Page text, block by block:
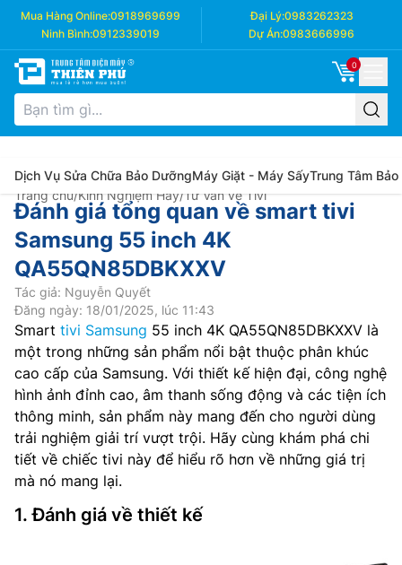
Mua Hàng Online:0918969699 Đại Lý:0983262323
Ninh Bình:0912339019 Dự Án:0983666996
0
Dịch Vụ Sửa Chữa Bảo DưỡngMáy Giặt - Máy SấyTrung Tâm Bảo
Trang chủ/Kinh Nghiệm Hay/Tư Vấn về Tivi
Đánh giá tổng quan về smart tivi
Samsung 55 inch 4K
QA55QN85DBKXXV
Tác giả: Nguyễn Quyết
Đăng ngày: 18/01/2025, lúc 11:43
Smart tivi Samsung 55 inch 4K QA55QN85DBKXXV là
một trong những sản phẩm nổi bật thuộc phân khúc
cao cấp của Samsung. Với thiết kế hiện đại, công nghệ
hình ảnh đỉnh cao, âm thanh sống động và các tiện ích
thông minh, sản phẩm này mang đến cho người dùng
trải nghiệm giải trí vượt trội. Hãy cùng khám phá chi
tiết về chiếc tivi này để hiểu rõ hơn về những giá trị
mà nó mang lại.
1. Đánh giá về thiết kế